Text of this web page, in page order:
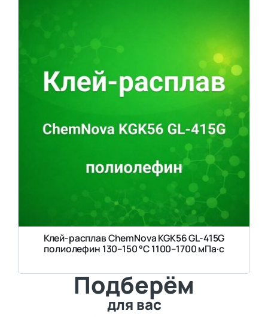
Клей-расплав ChemNova KGK56 GL-415G
полиолефин 130–150 °C 1100–1700 мПа·с
Подберём
для вас